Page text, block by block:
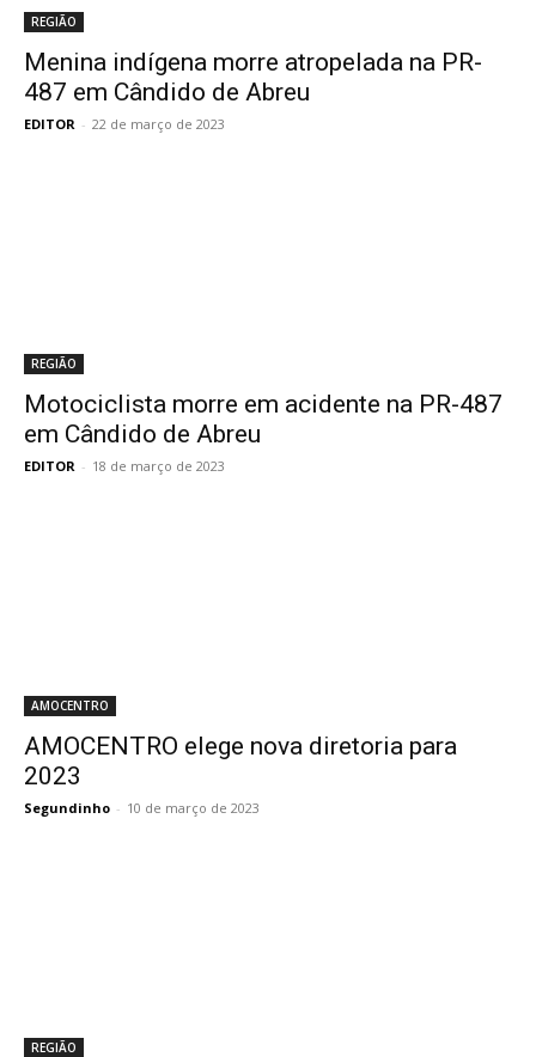
REGIÃO
Menina indígena morre atropelada na PR-
487 em Cândido de Abreu
EDITOR - 22 de março de 2023
REGIÃO
Motociclista morre em acidente na PR-487
em Cândido de Abreu
EDITOR - 18 de março de 2023
AMOCENTRO
AMOCENTRO elege nova diretoria para
2023
Segundinho - 10 de março de 2023
REGIÃO